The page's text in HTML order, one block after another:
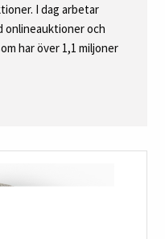
I dag arbetar
onlineauktioner och
har över 1,1 miljoner